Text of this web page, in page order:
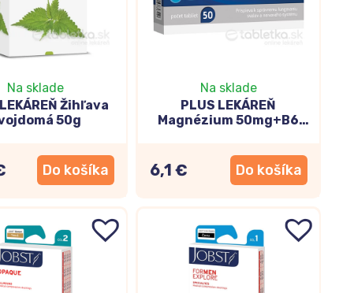
Na sklade
Žihľava
50g
Do košíka
Na sklade
PLUS LEKÁREŇ
Magnézium 50mg+B6
6,1 € Do košíka